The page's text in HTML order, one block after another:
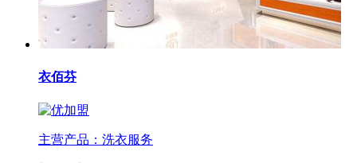
衣佰芬
主营产品：洗衣服务